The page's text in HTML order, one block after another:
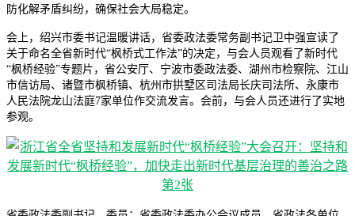
防化解矛盾纠纷，确保社会大局稳定。
会上，绍兴市委书记温暖讲话，省委政法委常务副书记卫中强宣读了
关于命名全省新时代“枫桥式工作法”的决定，与会人员观看了新时代
“枫桥经验”专题片，省公安厅、宁波市委政法委、湖州市检察院、江山
市信访局、诸暨市枫桥镇、杭州市拱墅区司法局长庆司法所、永康市
人民法院龙山法庭7家单位作交流发言。会前，与会人员还进行了实地
参观。